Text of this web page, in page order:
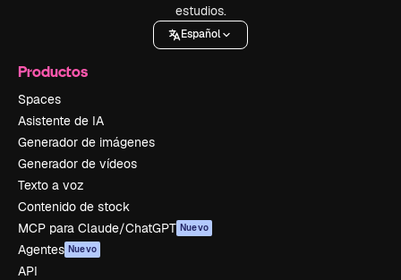
estudios.
Español
Productos
Spaces
Asistente de IA
Generador de imágenes
Generador de vídeos
Texto a voz
Contenido de stock
MCP para Claude/ChatGPT Nuevo
Agentes Nuevo
API